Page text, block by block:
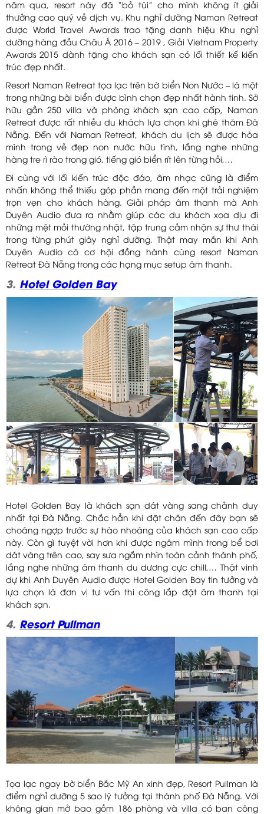
năm qua, resort này đã “bỏ túi” cho mình không ít giải
thưởng cao quý về dịch vụ. Khu nghỉ dưỡng Naman Retreat
được World Travel Awards trao tặng danh hiệu Khu nghỉ
dưỡng hàng đầu Châu Á 2016 – 2019 , Giải Vietnam Property
Awards 2015 dành tặng cho khách sạn có lốithiết kế
kiến
trúc đẹp nhất.
Resort Naman Retreat tọa lạc trên bờ biển Non Nước – là một
trong những bãi biển được bình chọn đẹp nhất hành tinh. Sở
hữu gần 250 villa và phòng khách sạn cao cấp, Naman
Retreat được rất nhiều du khách lựa chọn khi ghé thăm Đà
Nẵng. Đến với Naman Retreat, khách du lịch sẽ được hòa
mình trong vẻ đẹp non nước hữu tình, lắng nghe những
hàng tre rì rào trong gió, tiếng gió biển rít lên từng hồi,…
Đi cùng với lối kiến trúc độc đáo, âm nhạc cũng là điểm
nhấn không thể thiếu góp phần mang đến một trải nghiệm
trọn vẹn cho khách hàng. Giải pháp âm thanh mà Anh
Duyên Audio đưa ra nhằm giúp các du khách xoa dịu đi
những mệt mỏi thường nhật, tập trung cảm nhận sự thư thái
trong từng phút giây nghỉ dưỡng. Thật may mắn khi Anh
Duyên Audio có cơ hội đồng hành cùng resort Naman
Retreat Đà Nẵng trong các hạng mục setup âm thanh.
3. Hotel Golden Bay
Hotel Golden Bay là khách sạn dát vàng sang chảnh duy
nhất tại Đà Nẵng. Chắc hẳn khi đặt chân đến đây bạn sẽ
choáng ngợp trước sự hào nhoáng của khách sạn cao cấp
này. Còn gì tuyệt vời hơn khi được ngâm mình trong bể bơi
dát vàng trên cao, say sưa ngắm nhìn toàn cảnh thành phố,
lắng nghe những âm thanh du dương cực chill,… Thật vinh
dự khi Anh Duyên Audio được Hotel Golden Bay tin tưởng và
lựa chọn là đơn vị tư vấn thi công lắp đặt âm thanh tại
khách sạn.
4. Resort Pullman
Tọa lạc ngay bờ biển Bắc Mỹ An xinh đẹp, Resort Pullman là
điểm nghỉ dưỡng 5 sao lý tưởng tại thành phố Đà Nẵng. Với
không gian mở bao gồm 186 phòng và villa có ban công